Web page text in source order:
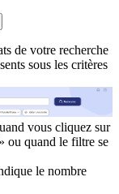
de votre recherche
sous les critères
vous cliquez sur
quand le filtre se
le nombre